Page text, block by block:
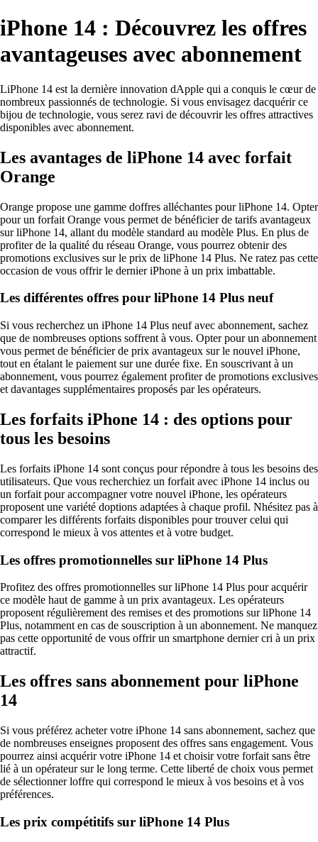
iPhone 14 : Découvrez les offres
avantageuses avec abonnement
LiPhone 14 est la dernière innovation dApple qui a conquis le cœur de
nombreux passionnés de technologie. Si vous envisagez dacquérir ce
bijou de technologie, vous serez ravi de découvrir les offres attractives
disponibles avec abonnement.
Les avantages de liPhone 14 avec forfait
Orange
Orange propose une gamme doffres alléchantes pour liPhone 14. Opter
pour un forfait Orange vous permet de bénéficier de tarifs avantageux
sur liPhone 14, allant du modèle standard au modèle Plus. En plus de
profiter de la qualité du réseau Orange, vous pourrez obtenir des
promotions exclusives sur le prix de liPhone 14 Plus. Ne ratez pas cette
occasion de vous offrir le dernier iPhone à un prix imbattable.
Les différentes offres pour liPhone 14 Plus neuf
Si vous recherchez un iPhone 14 Plus neuf avec abonnement, sachez
que de nombreuses options soffrent à vous. Opter pour un abonnement
vous permet de bénéficier de prix avantageux sur le nouvel iPhone,
tout en étalant le paiement sur une durée fixe. En souscrivant à un
abonnement, vous pourrez également profiter de promotions exclusives
et davantages supplémentaires proposés par les opérateurs.
Les forfaits iPhone 14 : des options pour
tous les besoins
Les forfaits iPhone 14 sont conçus pour répondre à tous les besoins des
utilisateurs. Que vous recherchiez un forfait avec iPhone 14 inclus ou
un forfait pour accompagner votre nouvel iPhone, les opérateurs
proposent une variété doptions adaptées à chaque profil. Nhésitez pas à
comparer les différents forfaits disponibles pour trouver celui qui
correspond le mieux à vos attentes et à votre budget.
Les offres promotionnelles sur liPhone 14 Plus
Profitez des offres promotionnelles sur liPhone 14 Plus pour acquérir
ce modèle haut de gamme à un prix avantageux. Les opérateurs
proposent régulièrement des remises et des promotions sur liPhone 14
Plus, notamment en cas de souscription à un abonnement. Ne manquez
pas cette opportunité de vous offrir un smartphone dernier cri à un prix
attractif.
Les offres sans abonnement pour liPhone
14
Si vous préférez acheter votre iPhone 14 sans abonnement, sachez que
de nombreuses enseignes proposent des offres sans engagement. Vous
pourrez ainsi acquérir votre iPhone 14 et choisir votre forfait sans être
lié à un opérateur sur le long terme. Cette liberté de choix vous permet
de sélectionner loffre qui correspond le mieux à vos besoins et à vos
préférences.
Les prix compétitifs sur liPhone 14 Plus